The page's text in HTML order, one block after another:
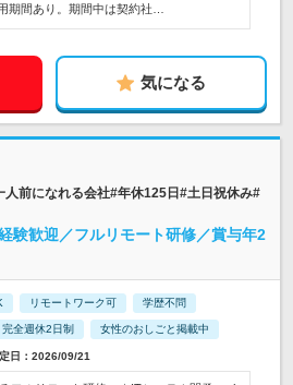
期間あり。期間中は契約社…
気になる
人前になれる会社#年休125日#土日祝休み#
験歓迎／フルリモート研修／賞与年2
リモートワーク可 学歴不問
完全週休2日制 女性のおしごと掲載中
日：2026/09/21